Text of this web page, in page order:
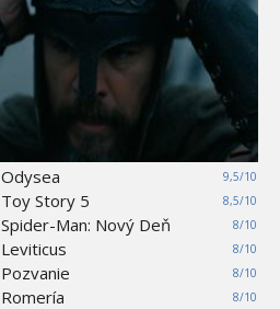
9,5/10
Odysea
8,5/10
Toy Story 5
8/10
Spider-Man: Nový Deň
8/10
Leviticus
8/10
Pozvanie
8/10
Romería